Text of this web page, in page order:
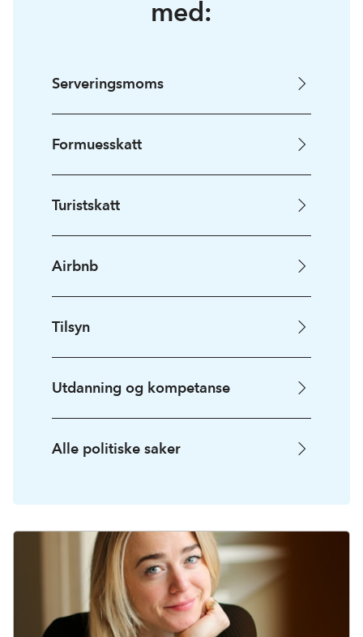
med:
Serveringsmoms
Formuesskatt
Turistskatt
Airbnb
Tilsyn
Utdanning og kompetanse
Alle politiske saker